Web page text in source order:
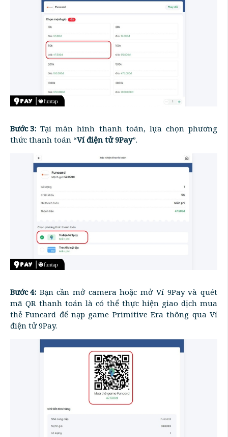
Bước 3: Tại màn hình thanh toán, lựa chọn phương
thức thanh toán “Ví điện tử 9Pay”.
Bước 4: Bạn cần mở camera hoặc mở Ví 9Pay và quét
mã QR thanh toán là có thể thực hiện giao dịch mua
thẻ Funcard để nạp game Primitive Era thông qua Ví
điện tử 9Pay.